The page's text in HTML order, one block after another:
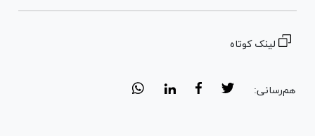
لینک کوتاه
هم‌رسانی: